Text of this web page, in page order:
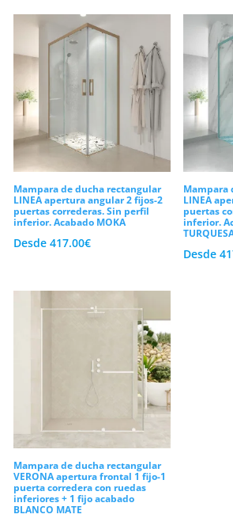
marcas blancas que
conjunto. En conclusión,
explorar nuestra gama de
ducha rectangulares.
diseño a medida hoy
baño al mejor
Mampara de ducha rectangular
LINEA apertura angular 2 fijos-2
puertas correderas. Sin perfil
inferior. Acabado MOKA
Desde 417.00€
Mampara
LINEA
puertas
inferior.
Desde
Mampara de ducha rectangular
VERONA apertura frontal 1 fijo-1
puerta corredera con ruedas
inferiores + 1 fijo acabado
BLANCO MATE